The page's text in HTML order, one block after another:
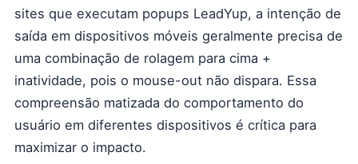
sites que executam popups LeadYup, a intenção de
saída em dispositivos móveis geralmente precisa de
uma combinação de rolagem para cima +
inatividade, pois o mouse-out não dispara. Essa
compreensão matizada do comportamento do
usuário em diferentes dispositivos é crítica para
maximizar o impacto.